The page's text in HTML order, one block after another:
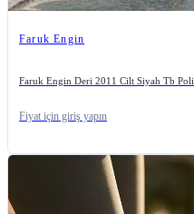
Faruk Engin
Faruk Engin Deri 2011 Cilt Siyah Tb Poli
Fiyat için giriş yapın